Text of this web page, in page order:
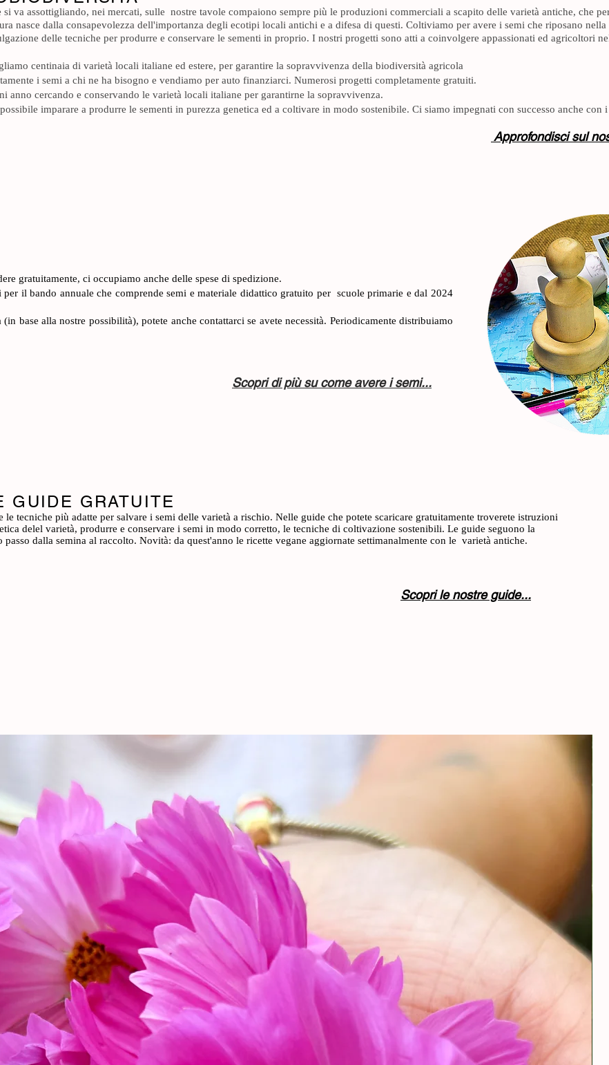
si va assottigliando, nei mercati, sulle nostre tavole compaiono sempre più le produzioni commerciali a scapito delle varietà antiche, che
nasce dalla consapevolezza dell'importanza degli ecotipi locali antichi e a difesa di questi. Coltiviamo per avere i semi che riposano nella
delle tecniche per produrre e conservare le sementi in proprio. I nostri progetti sono atti a coinvolgere appassionati ed agricoltori
centinaia di varietà locali italiane ed estere, per garantire la sopravvivenza della biodiversità agricola
i semi a chi ne ha bisogno e vendiamo per auto finanziarci. Numerosi progetti completamente gratuiti.
anno cercando e conservando le varietà locali italiane per garantirne la sopravvivenza.
imparare a produrre le sementi in purezza genetica ed a coltivare in modo sostenibile. Ci siamo impegnati con successo anche con
Approfondisci sul
gratuitamente, ci occupiamo anche delle spese di spedizione.
il bando annuale che comprende semi e materiale didattico gratuito per scuole primarie e dal 2024
base alla nostre possibilità), potete anche contattarci se avete necessità. Periodicamente distribuiamo
Scopri di più su come avere i semi...
GUIDE GRATUITE
tecniche più adatte per salvare i semi delle varietà a rischio. Nelle guide che potete scaricare gratuitamente troverete istruzioni
delel varietà, produrre e conservare i semi in modo corretto, le tecniche di coltivazione sostenibili. Le guide seguono la
dalla semina al raccolto. Novità: da quest'anno le ricette vegane aggiornate settimanalmente con le varietà antiche.
Scopri le nostre guide...